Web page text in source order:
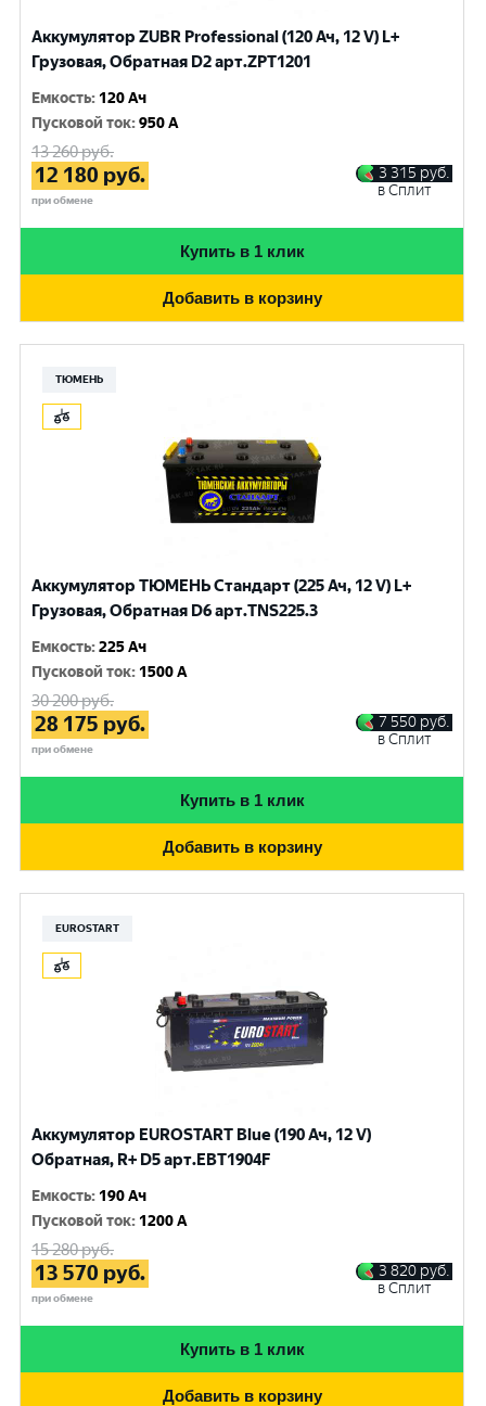
Аккумулятор ZUBR Professional (120 Ач, 12 V) L+
Грузовая, Обратная D2 арт.ZPT1201
Емкость: 120 Ач
Пусковой ток:950 A
13 260руб.
12 180 руб.
при обмене
3 315 руб.
в Сплит
Купить в 1 клик
Добавить в корзину
ТЮМЕНЬ
Аккумулятор ТЮМЕНЬ Стандарт (225 Ач, 12 V) L+
Грузовая, Обратная D6 арт.TNS225.3
Емкость:225 Ач
Пусковой ток: 1500 A
30 200руб.
28 175 руб.
при обмене
7 550 руб.
в Сплит
Купить в 1 клик
Добавить в корзину
EUROSTART
Аккумулятор EUROSTART Blue (190 Ач, 12 V)
Обратная, R+ D5 арт.EBT1904F
Емкость: 190 Ач
Пусковой ток: 1200 A
15 280руб.
13 570 руб.
при обмене
3 820 руб.
в Сплит
Купить в 1 клик
Добавить в корзину